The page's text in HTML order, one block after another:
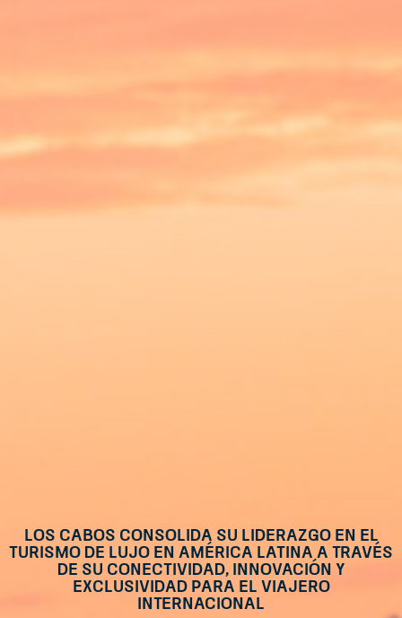
Los Cabos consolida su liderazgo en el
turismo de lujo en América Latina a través
de su conectividad, innovación y
exclusividad para el viajero
internacional